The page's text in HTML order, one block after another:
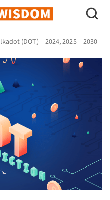
Bitcoin
(DOT) – 2024, 2025 – 2030